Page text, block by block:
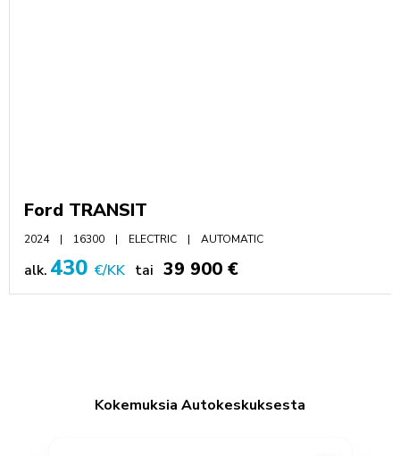
Ford TRANSIT
2024 16300 ELECTRIC AUTOMATIC
alk. 430 €/KK tai 39 900 €
Kokemuksia Autokeskuksesta